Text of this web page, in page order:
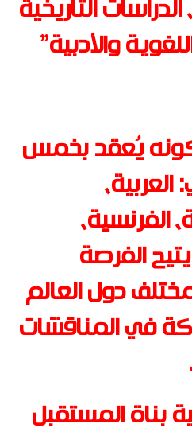
التاريخية
والأدبية”
يُعقد بخمس
الفرنسية،
الفرصة
دول العالم
في المناقشات
بناة المستقبل